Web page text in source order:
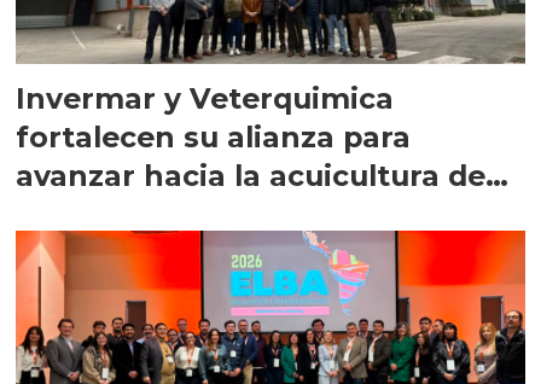
Invermar y Veterquimica
fortalecen su alianza para
avanzar hacia la acuicultura de